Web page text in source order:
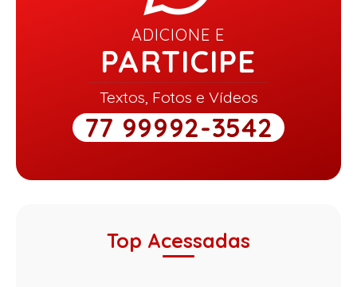
ADICIONE E
PARTICIPE
Textos, Fotos e Vídeos
77 99992-3542
Top Acessadas